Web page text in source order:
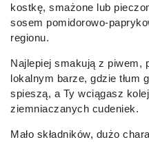
kostkę, smażone lub
sosem pomidorowo-
regionu.
Najlepiej smakują z piwem,
lokalnym barze, gdzie tłum
spieszą, a Ty wciągasz
ziemniaczanych cudeniek.
Mało składników, dużo